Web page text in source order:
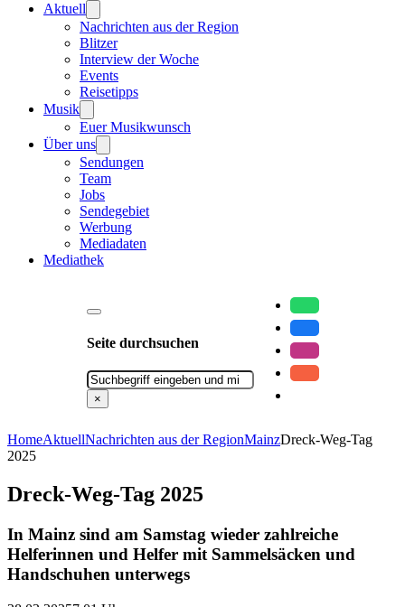
Aktuell
Nachrichten aus der Region
Blitzer
Interview der Woche
Events
Reisetipps
Musik
Euer Musikwunsch
Über uns
Sendungen
Team
Jobs
Sendegebiet
Werbung
Mediadaten
Mediathek
Seite durchsuchen
Suchen
×
HomeAktuellNachrichten aus der RegionMainzDreck-Weg-Tag
2025
Dreck-Weg-Tag 2025
In Mainz sind am Samstag wieder zahlreiche
Helferinnen und Helfer mit Sammelsäcken und
Handschuhen unterwegs